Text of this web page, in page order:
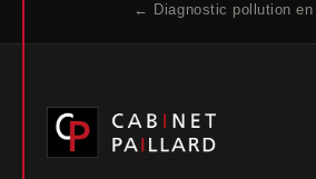
← Diagnostic pollution en